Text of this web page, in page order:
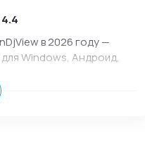
4.4
в 2026 году —
Windows, Андроид,
ПК и телефона.
и выбирайте